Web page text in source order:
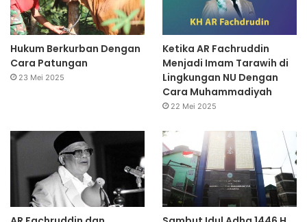
Hukum Berkurban Dengan
Cara Patungan
23 Mei 2025
Ketika AR Fachruddin
Menjadi Imam Tarawih di
Lingkungan NU Dengan
Cara Muhammadiyah
22 Mei 2025